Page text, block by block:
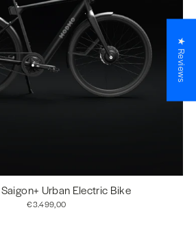
Urban Electric Bike
€3.499,00
★ Reviews